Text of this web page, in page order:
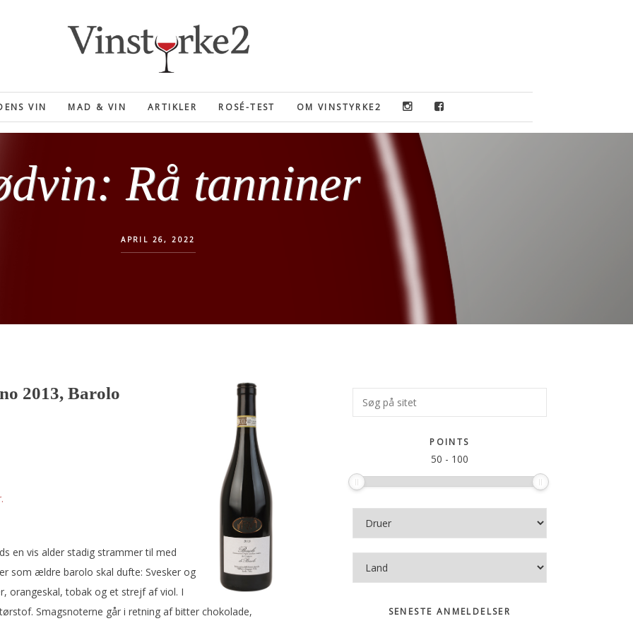
VIN MAD & VIN ARTIKLER ROSÉ-TEST OM VINSTYRKE2
Rå tanniner
APRIL 26, 2022
2013, Barolo
en vis alder stadig strammer til med
som ældre barolo skal dufte: Svesker og
orangeskal, tobak og et strejf af viol. I
Smagsnoterne går i retning af bitter chokolade,
Primær
Sidebar
Søg
på
POINTS
50 - 100
SENESTE ANMELDELSER